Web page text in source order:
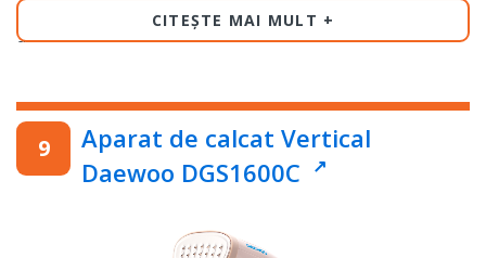
veți putea călca hainele într-un timp mult mai scurt
decât cu un fier de călcat tradițional.
acest aparat de calcat vertical este ușor de transportat
și depozitat. Puteți să-l luați cu dvs. în călătorii sau să-l
depozitați într-un dulap fără probleme. În plus, funcția
CITEȘTE MAI MULT
Aparat de calcat Vertical
Daewoo DGS1600C